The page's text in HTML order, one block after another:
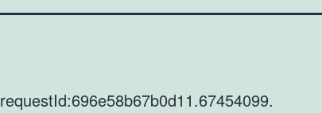
requestId:696e58b67b0d11.67454099.